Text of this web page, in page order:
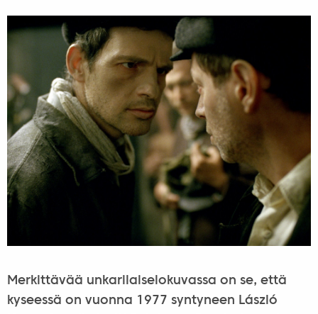
Merkittävää unkarilaiselokuvassa on se, että
kyseessä on vuonna 1977 syntyneen László